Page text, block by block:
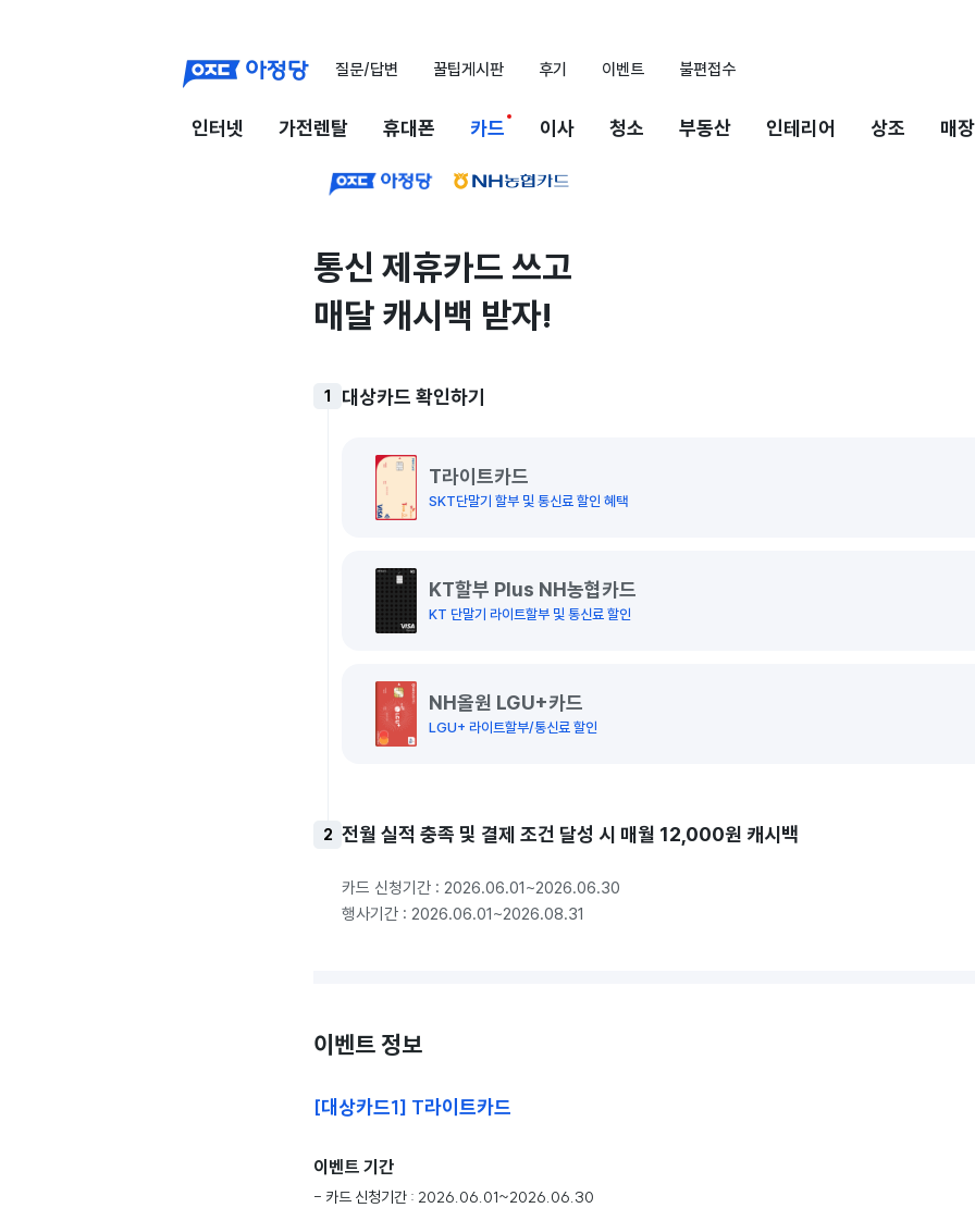
질문/답변 꿀팁게시판 후기 이벤트 불편접수
인터넷 가전렌탈 휴대폰 카드 이사 청소 부동산 인테리어 상조 매
통신 제휴카드 쓰고
매달 캐시백 받자!
1 대상카드 확인하기
T라이트카드
SKT단말기 할부 및 통신료 할인 혜택
KT할부 Plus NH농협카드
KT 단말기 라이트할부 및 통신료 할인
NH올원 LGU+카드
LGU+ 라이트할부/통신료 할인
2 전월 실적 충족 및 결제 조건 달성 시 매월 12,000원 캐시백
카드 신청기간 : 2026.06.01~2026.06.30
행사기간 : 2026.06.01~2026.08.31
이벤트 정보
[대상카드1] T라이트카드
이벤트 기간
- 카드 신청기간 : 2026.06.01~2026.06.30